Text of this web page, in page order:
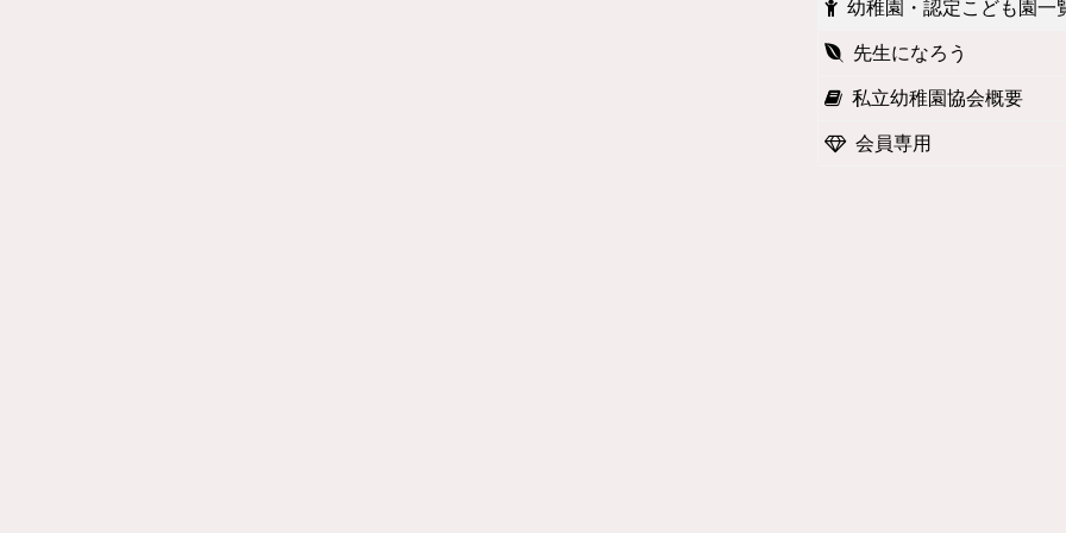
幼稚園・認定こども園一
先生になろう
私立幼稚園協会概要
会員専用